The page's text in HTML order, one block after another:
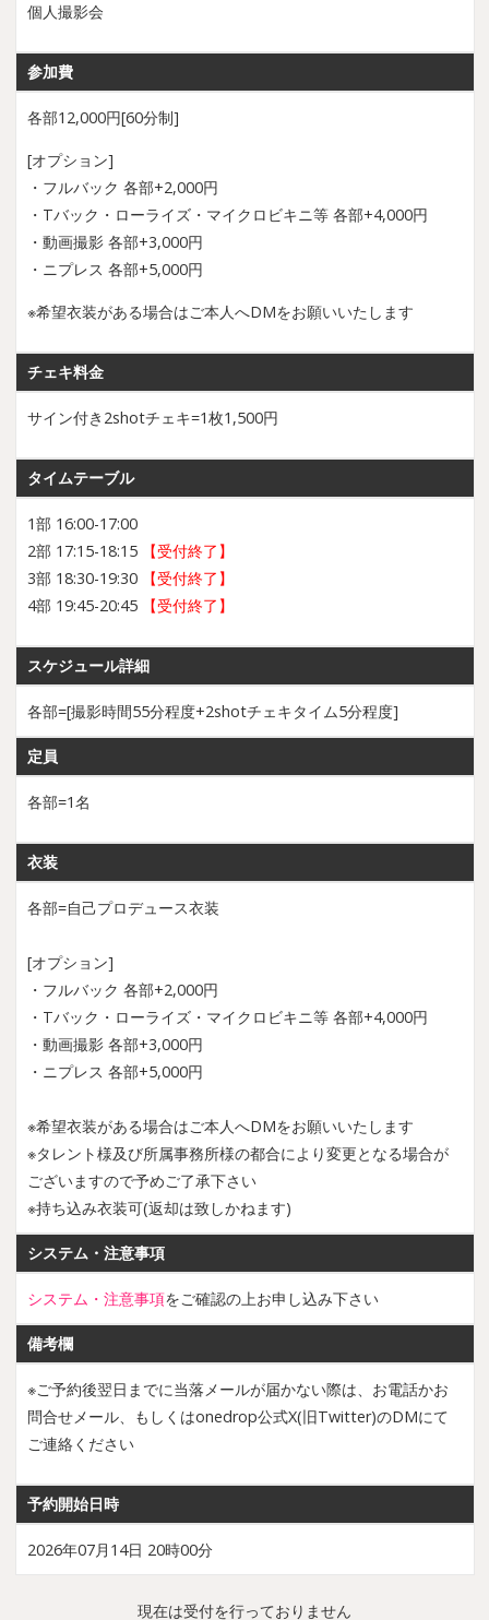
個人撮影会
参加費
各部12,000円[60分制]
[オプション]
・フルバック 各部+2,000円
・Tバック・ローライズ・マイクロビキニ等 各部+4,000円
・動画撮影 各部+3,000円
・ニプレス 各部+5,000円
※希望衣装がある場合はご本人へDMをお願いいたします
チェキ料金
サイン付き2shotチェキ=1枚1,500円
タイムテーブル
1部 16:00-17:00
2部 17:15-18:15
【受付終了】
3部 18:30-19:30
【受付終了】
4部 19:45-20:45
【受付終了】
スケジュール詳細
各部=[撮影時間55分程度+2shotチェキタイム5分程度]
定員
各部=1名
衣装
各部=自己プロデュース衣装
[オプション]
・フルバック 各部+2,000円
・Tバック・ローライズ・マイクロビキニ等 各部+4,000円
・動画撮影 各部+3,000円
・ニプレス 各部+5,000円
※希望衣装がある場合はご本人へDMをお願いいたします
※タレント様及び所属事務所様の都合により変更となる場合が
ございますので予めご了承下さい
※持ち込み衣装可(返却は致しかねます)
システム・注意事項
システム・注意事項をご確認の上お申し込み下さい
備考欄
※ご予約後翌日までに当落メールが届かない際は、お電話かお
問合せメール、もしくはonedrop公式X(旧Twitter)のDMにて
ご連絡ください
予約開始日時
2026年07月14日 20時00分
現在は受付を行っておりません